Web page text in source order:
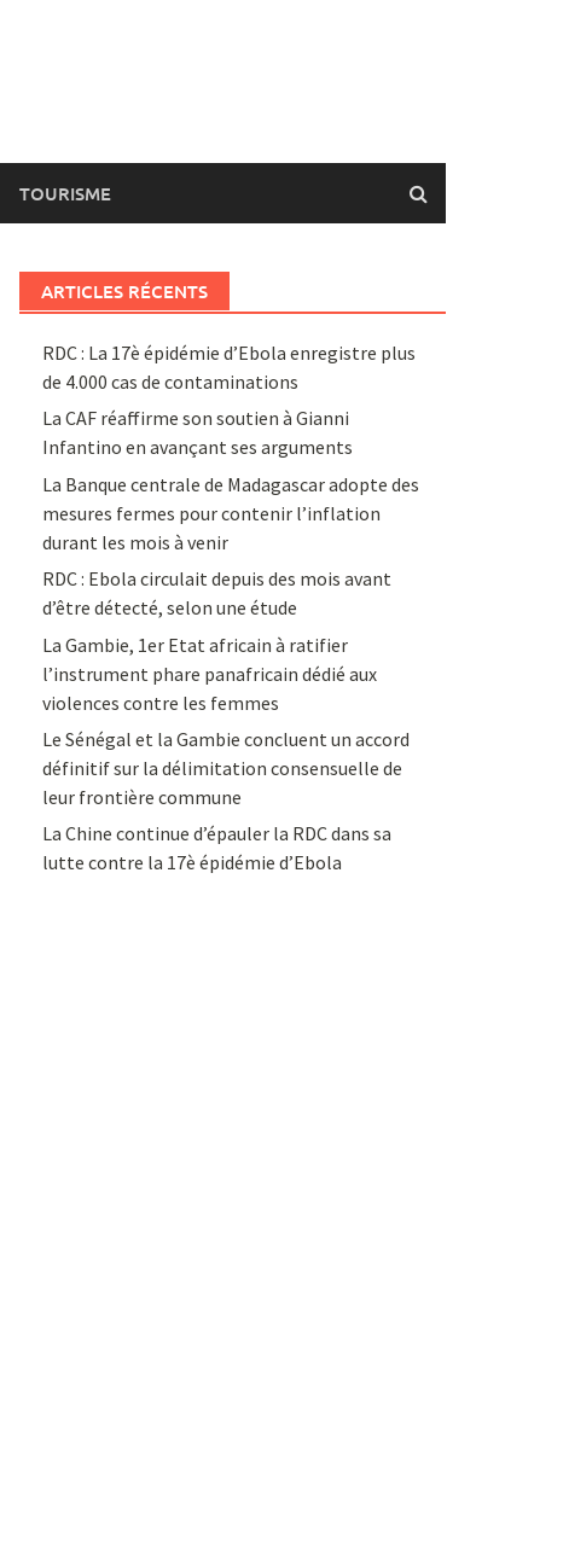
TOURISME
ARTICLES RÉCENTS
RDC : La 17è épidémie d’Ebola enregistre plus
de 4.000 cas de contaminations
La CAF réaffirme son soutien à Gianni
Infantino en avançant ses arguments
La Banque centrale de Madagascar adopte des
mesures fermes pour contenir l’inflation
durant les mois à venir
RDC : Ebola circulait depuis des mois avant
d’être détecté, selon une étude
La Gambie, 1er Etat africain à ratifier
l’instrument phare panafricain dédié aux
violences contre les femmes
Le Sénégal et la Gambie concluent un accord
définitif sur la délimitation consensuelle de
leur frontière commune
La Chine continue d’épauler la RDC dans sa
lutte contre la 17è épidémie d’Ebola